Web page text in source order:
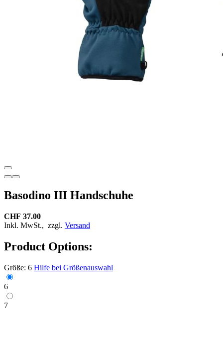
Basodino III Handschuhe
CHF 37.00
Inkl. MwSt., zzgl. Versand
Product Options:
Größe: 6 Hilfe bei Größenauswahl
6
7